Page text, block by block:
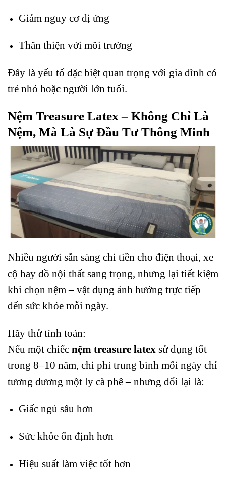
Giảm nguy cơ dị ứng
Thân thiện với môi trường
Đây là yếu tố đặc biệt quan trọng với gia đình có
trẻ nhỏ hoặc người lớn tuổi.
Nệm Treasure Latex – Không Chỉ Là
Nệm, Mà Là Sự Đầu Tư Thông Minh
Nhiều người sẵn sàng chi tiền cho điện thoại, xe
cộ hay đồ nội thất sang trọng, nhưng lại tiết kiệm
khi chọn nệm – vật dụng ảnh hưởng trực tiếp
đến sức khỏe mỗi ngày.
Hãy thử tính toán:
Nếu một chiếc nệm treasure latex sử dụng tốt
trong 8–10 năm, chi phí trung bình mỗi ngày chỉ
tương đương một ly cà phê – nhưng đổi lại là:
Giấc ngủ sâu hơn
Sức khỏe ổn định hơn
Hiệu suất làm việc tốt hơn